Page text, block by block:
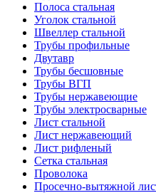
Полоса стальная
Уголок стальной
Швеллер стальной
Трубы профильные
Двутавр
Трубы бесшовные
Трубы ВГП
Трубы нержавеющие
Трубы электросварные
Лист стальной
Лист нержавеющий
Лист рифленый
Сетка стальная
Проволока
Просечно-вытяжной